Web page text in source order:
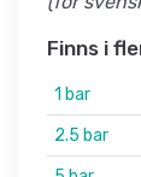
Finns i
1 bar
2.5 bar